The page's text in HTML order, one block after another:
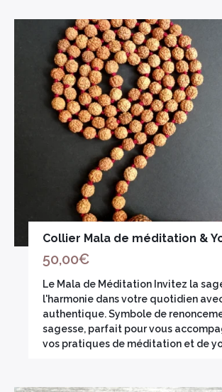
Collier Mala de méditation &
50,00€
Le Mala de Méditation Invitez la
l'harmonie dans votre quotidien
authentique. Symbole de
sagesse, parfait pour vous
vos pratiques de méditation et de